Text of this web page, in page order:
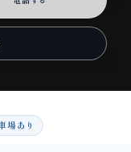
場あり